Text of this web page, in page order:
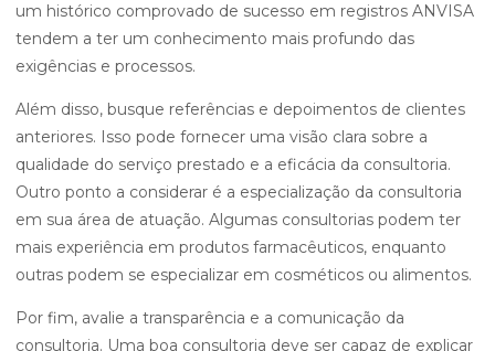
um histórico comprovado de sucesso em registros ANVISA
tendem a ter um conhecimento mais profundo das
exigências e processos.
Além disso, busque referências e depoimentos de clientes
anteriores. Isso pode fornecer uma visão clara sobre a
qualidade do serviço prestado e a eficácia da consultoria.
Outro ponto a considerar é a especialização da consultoria
em sua área de atuação. Algumas consultorias podem ter
mais experiência em produtos farmacêuticos, enquanto
outras podem se especializar em cosméticos ou alimentos.
Por fim, avalie a transparência e a comunicação da
consultoria. Uma boa consultoria deve ser capaz de explicar